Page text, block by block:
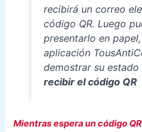
recibirá un correo
código QR. Luego
presentarlo en
aplicación
demostrar su estado
recibir el código QR
Mientras espera un código